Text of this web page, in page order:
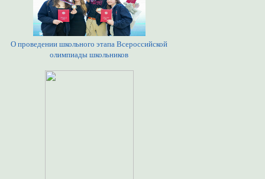
О проведении школьного этапа Всероссийской
олимпиады школьников